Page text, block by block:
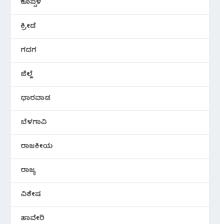
ಕ್ರೀಡೆ
ಗದಗ
ಜಿಲ್ಲೆ
ಧಾರವಾಡ
ಬೆಳಗಾವಿ
ರಾಜಕೀಯ
ರಾಜ್ಯ
ವಿಶೇಷ
ಹಾವೇರಿ